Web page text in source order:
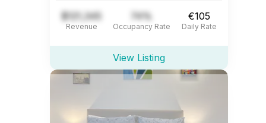
$121,345
Revenue
74%
Occupancy Rate
€105
Daily Rate
View Listing